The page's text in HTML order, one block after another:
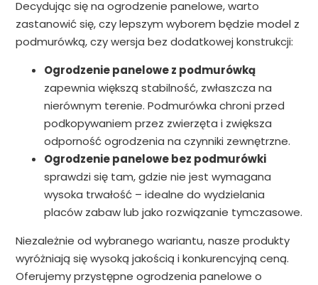
Decydując się na ogrodzenie panelowe, warto
zastanowić się, czy lepszym wyborem będzie model z
podmurówką, czy wersja bez dodatkowej konstrukcji:
Ogrodzenie panelowe z podmurówką
zapewnia większą stabilność, zwłaszcza na
nierównym terenie. Podmurówka chroni przed
podkopywaniem przez zwierzęta i zwiększa
odporność ogrodzenia na czynniki zewnętrzne.
Ogrodzenie panelowe bez podmurówki
sprawdzi się tam, gdzie nie jest wymagana
wysoka trwałość – idealne do wydzielania
placów zabaw lub jako rozwiązanie tymczasowe.
Niezależnie od wybranego wariantu, nasze produkty
wyróżniają się wysoką jakością i konkurencyjną ceną.
Oferujemy przystępne ogrodzenia panelowe o